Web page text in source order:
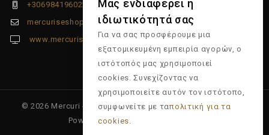
+306984196022
mercuriseshop@gmail.com
www.mercuriseshop.gr
© 2026 Mercuri - Είδη κομμωτηρίου - Επώνυμα προϊόντα -
Powered & Supported by
Μας ενδιαφέρει η
ιδιωτικότητά σας
Για να σας προσφέρουμε μια
εξατομικευμένη εμπειρία αγορών, ο
ιστότοπός μας χρησιμοποιεί
cookies. Συνεχίζοντας να
χρησιμοποιείτε αυτόν τον ιστότοπο,
συμφωνείτε με ταπολιτική για τα
cookies.